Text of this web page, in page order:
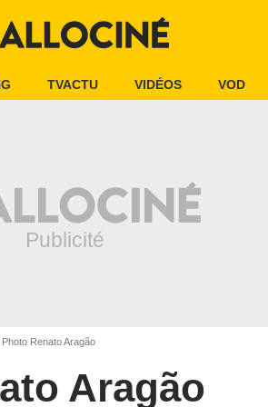
TVACTU VIDÉOS VOD
Photo Renato Aragão
Aragão